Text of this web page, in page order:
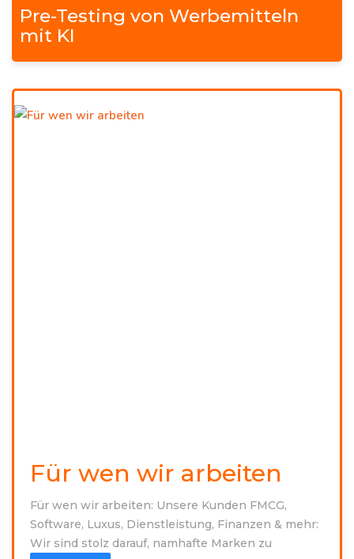
Pre-Testing von Werbemitteln
mit KI
Für wen wir arbeiten
Für wen wir arbeiten: Unsere Kunden FMCG,
Software, Luxus, Dienstleistung, Finanzen & mehr:
Wir sind stolz darauf, namhafte Marken zu